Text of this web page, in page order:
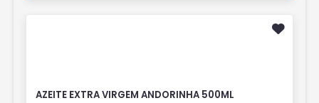
AZEITE EXTRA VIRGEM ANDORINHA 500ML